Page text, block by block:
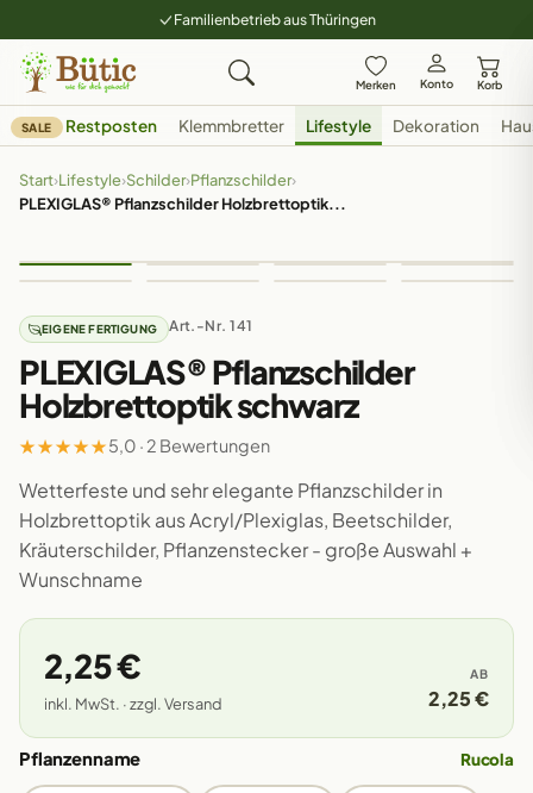
Familienbetrieb aus Thüringen
Merken Konto Korb
SALE Restposten Klemmbretter Lifestyle Dekoration
Start›Lifestyle›Schilder›Pflanzschilder›
PLEXIGLAS® Pflanzschilder Holzbrettoptik...
EIGENE FERTIGUNG Art.-Nr. 141
PLEXIGLAS® Pflanzschilder
Holzbrettoptik schwarz
★★★★★5,0 · 2 Bewertungen
Wetterfeste und sehr elegante Pflanzschilder in
Holzbrettoptik aus Acryl/Plexiglas, Beetschilder,
Kräuterschilder, Pflanzenstecker - große Auswahl +
Wunschname
2,25 €
inkl. MwSt. · zzgl. Versand
AB
2,25 €
Pflanzenname Rucola